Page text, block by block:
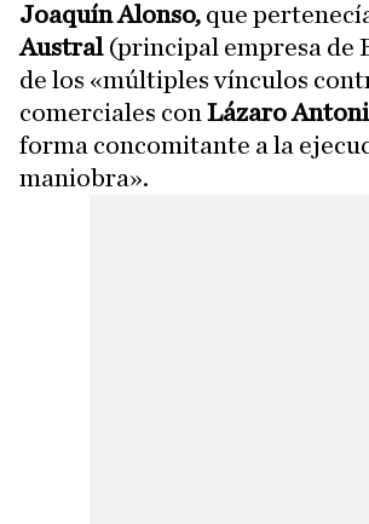
Joaquín Alonso, que
Austral (principal empresa de
de los «múltiples vínculos
comerciales con Lázaro
forma concomitante a la
maniobra».